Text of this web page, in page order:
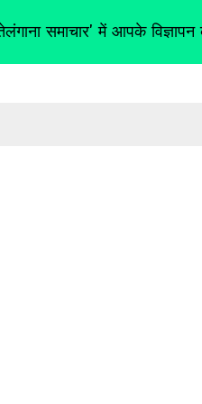
समाचार' में आपके